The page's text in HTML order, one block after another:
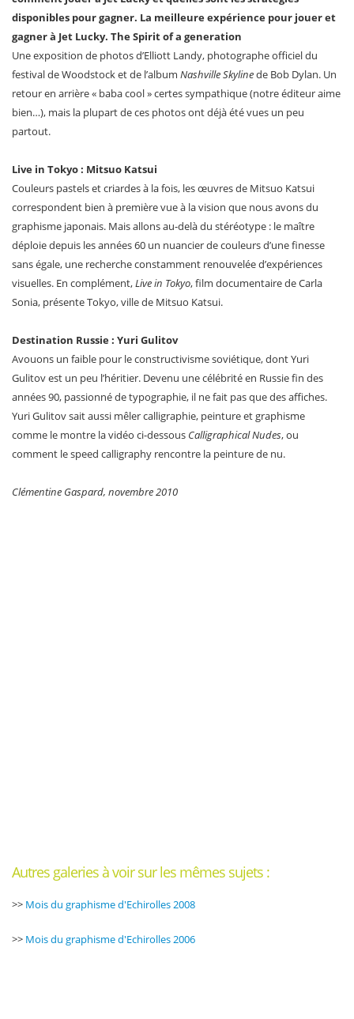
disponibles pour gagner. La meilleure expérience pour jouer et
gagner à Jet Lucky. The Spirit of a generation
Une exposition de photos d’Elliott Landy, photographe officiel du
festival de Woodstock et de l’album Nashville Skylinede Bob Dylan. Un
retour en arrière « baba cool » certes sympathique (notre éditeur aime
bien…), mais la plupart de ces photos ont déjà été vues un peu
partout.
Live in Tokyo : Mitsuo Katsui
Couleurs pastels et criardes à la fois, les œuvres de Mitsuo Katsui
correspondent bien à première vue à la vision que nous avons du
graphisme japonais. Mais allons au-delà du stéréotype : le maître
déploie depuis les années 60 un nuancier de couleurs d’une finesse
sans égale, une recherche constamment renouvelée d’expériences
visuelles. En complément,Live in Tokyo, film documentaire de Carla
Sonia, présente Tokyo, ville de Mitsuo Katsui.
Destination Russie : Yuri Gulitov
Avouons un faible pour le constructivisme soviétique, dont Yuri
Gulitov est un peu l’héritier. Devenu une célébrité en Russie fin des
années 90, passionné de typographie, il ne fait pas que des affiches.
Yuri Gulitov sait aussi mêler calligraphie, peinture et graphisme
comme le montre la vidéo ci-dessous Calligraphical Nudes, ou
comment le speed calligraphy rencontre la peinture de nu.
Clémentine Gaspard, novembre 2010
Autres galeries à voir sur les mêmes sujets :
>> Mois du graphisme d'Echirolles 2008
>> Mois du graphisme d'Echirolles 2006